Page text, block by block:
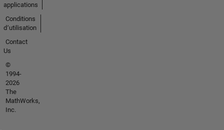
applications
Conditions
d՚utilisation
Contact
Us
©
1994-
2026
The
MathWorks,
Inc.